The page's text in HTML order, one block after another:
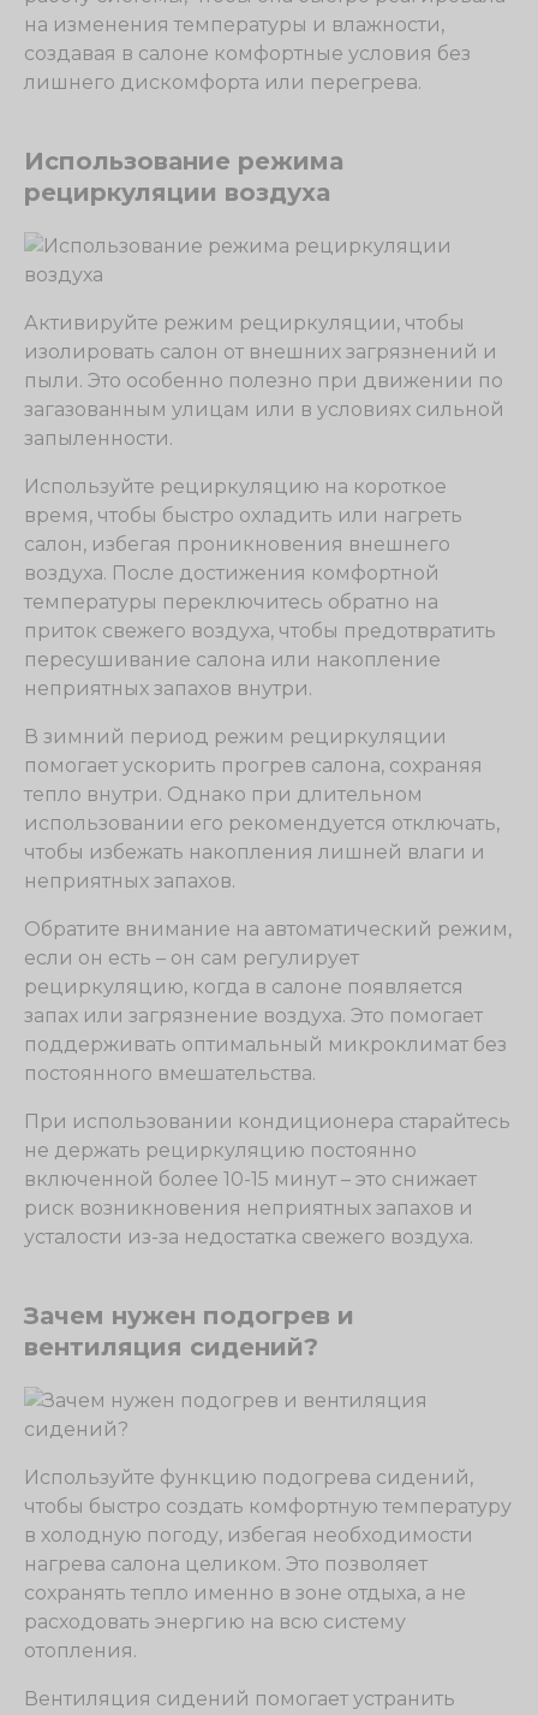
на изменения температуры и влажности,
создавая в салоне комфортные условия без
лишнего дискомфорта или перегрева.
Использование режима
рециркуляции воздуха
Активируйте режим рециркуляции, чтобы
изолировать салон от внешних загрязнений и
пыли. Это особенно полезно при движении по
загазованным улицам или в условиях сильной
запыленности.
Используйте рециркуляцию на короткое
время, чтобы быстро охладить или нагреть
салон, избегая проникновения внешнего
воздуха. После достижения комфортной
температуры переключитесь обратно на
приток свежего воздуха, чтобы предотвратить
пересушивание салона или накопление
неприятных запахов внутри.
В зимний период режим рециркуляции
помогает ускорить прогрев салона, сохраняя
тепло внутри. Однако при длительном
использовании его рекомендуется отключать,
чтобы избежать накопления лишней влаги и
неприятных запахов.
Обратите внимание на автоматический режим,
если он есть – он сам регулирует
рециркуляцию, когда в салоне появляется
запах или загрязнение воздуха. Это помогает
поддерживать оптимальный микроклимат без
постоянного вмешательства.
При использовании кондиционера старайтесь
не держать рециркуляцию постоянно
включенной более 10-15 минут – это снижает
риск возникновения неприятных запахов и
усталости из-за недостатка свежего воздуха.
Зачем нужен подогрев и
вентиляция сидений?
Используйте функцию подогрева сидений,
чтобы быстро создать комфортную температуру
в холодную погоду, избегая необходимости
нагрева салона целиком. Это позволяет
сохранять тепло именно в зоне отдыха, а не
расходовать энергию на всю систему
отопления.
Вентиляция сидений помогает устранить